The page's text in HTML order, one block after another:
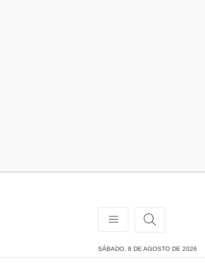
SÁBADO, 8 DE AGOSTO DE 2026